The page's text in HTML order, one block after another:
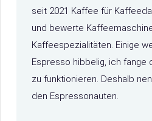
seit 2021 Kaffee für
und bewerte
Kaffeespezialitäten. Einige
Espresso hibbelig, ich fange
zu funktionieren. Deshalb
den Espressonauten.